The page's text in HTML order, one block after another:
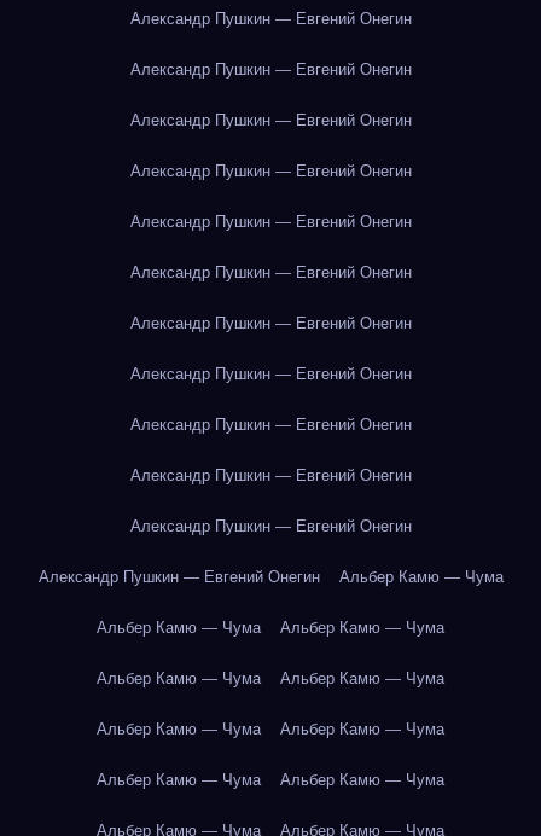
Александр Пушкин — Евгений Онегин
Александр Пушкин — Евгений Онегин
Александр Пушкин — Евгений Онегин
Александр Пушкин — Евгений Онегин
Александр Пушкин — Евгений Онегин
Александр Пушкин — Евгений Онегин
Александр Пушкин — Евгений Онегин
Александр Пушкин — Евгений Онегин
Александр Пушкин — Евгений Онегин
Александр Пушкин — Евгений Онегин
Александр Пушкин — Евгений Онегин
Александр Пушкин — Евгений Онегин Альбер Камю — Чума
Альбер Камю — Чума Альбер Камю — Чума
Альбер Камю — Чума Альбер Камю — Чума
Альбер Камю — Чума Альбер Камю — Чума
Альбер Камю — Чума Альбер Камю — Чума
Альбер Камю — Чума Альбер Камю — Чума